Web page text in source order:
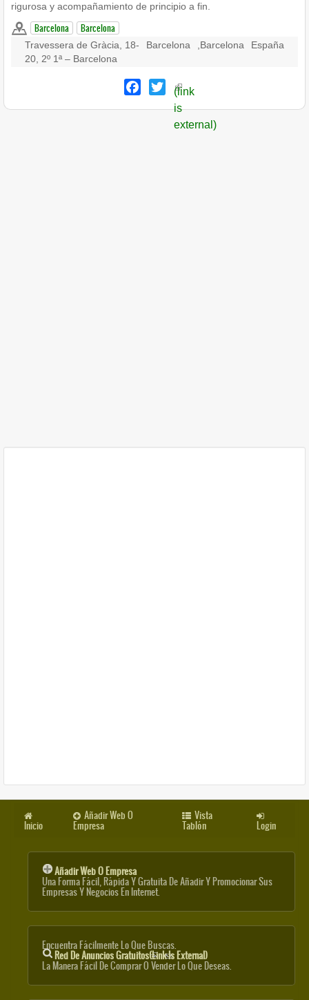
rigurosa y acompañamiento de principio a fin.
Barcelona Barcelona
Travessera de Gràcia, 18-
20, 2º 1ª – Barcelona
Barcelona Barcelona España
Facebook
Twitter
(link
is
external)
Inicio
Añadir Web O
Empresa
Vista
Tablón Login
Añadir Web O Empresa
Una Forma Fácil, Rápida Y Gratuita De Añadir Y Promocionar Sus
Empresas Y Negocios En Internet.
Encuentra Fácilmente Lo Que Buscas.
Red De Anuncios Gratuitos(link Is External)
La Manera Fácil De Comprar O Vender Lo Que Deseas.